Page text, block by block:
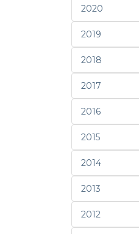
2020
2019
2018
2017
2016
2015
2014
2013
2012